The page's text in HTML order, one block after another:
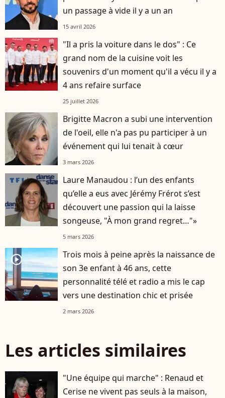
un passage à vide il y a un an
15 avril 2026
"Il a pris la voiture dans le dos" : Ce
grand nom de la cuisine voit les
souvenirs d'un moment qu'il a vécu il y a
4 ans refaire surface
25 juillet 2026
Brigitte Macron a subi une intervention
de l'oeil, elle n'a pas pu participer à un
événement qui lui tenait à cœur
3 mars 2026
Laure Manaudou : l’un des enfants
qu’elle a eus avec Jérémy Frérot s’est
découvert une passion qui la laisse
songeuse, "À mon grand regret…"»
5 mars 2026
player2
Trois mois à peine après la naissance de
son 3e enfant à 46 ans, cette
personnalité télé et radio a mis le cap
vers une destination chic et prisée
2 mars 2026
Les articles similaires
"Une équipe qui marche" : Renaud et
Cerise ne vivent pas seuls à la maison,